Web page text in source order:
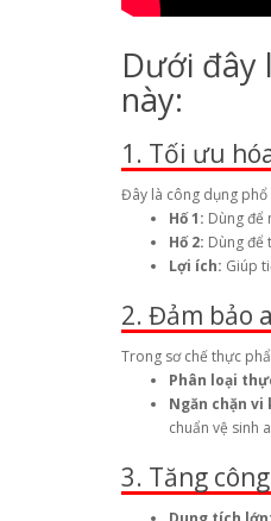
Dưới đây
này:
1. Tối ưu
Đây là công dụng
Hố 1: Dùng để
Hố 2: Dùng để
Lợi ích: Giúp
2. Đảm bảo
Trong sơ chế thực
Phân loại
Ngăn chặn vi
chuẩn vệ sinh
3. Tăng